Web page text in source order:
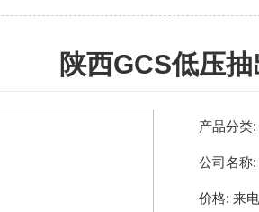
陕西GCS低压
产品分类:
公司名称:
价格: 来